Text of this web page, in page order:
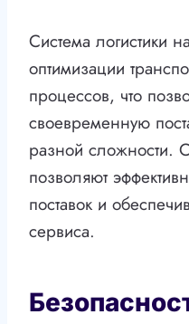
Система логистики
оптимизации
процессов, что
своевременную
разной сложности.
позволяют
поставок и
сервиса.